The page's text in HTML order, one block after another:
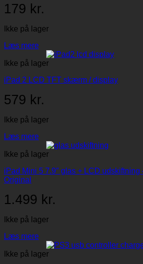
179 kr.
Ikke på lager
Læs mere
Ikke på lager
iPad 2 LCD TFT skærm / display
579 kr.
Ikke på lager
Læs mere
Ikke på lager
iPad Mini 5 7.9″ glas + LCD udskiftning
Original
1.499 kr.
Ikke på lager
Læs mere
Ikke på lager